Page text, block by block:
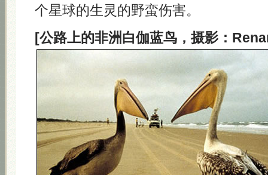
个星球的生灵的野蛮伤害。
[公路上的非洲白伽蓝鸟，摄影：